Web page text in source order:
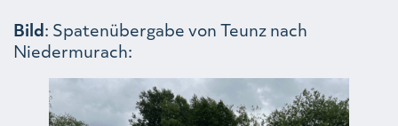
Bild: Spatenübergabe von Teunz nach
Niedermurach: